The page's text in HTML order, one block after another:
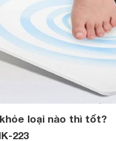
loại nào thì tốt?
223